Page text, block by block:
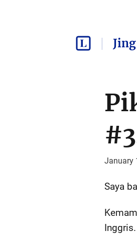
January
Saya
Inggris.